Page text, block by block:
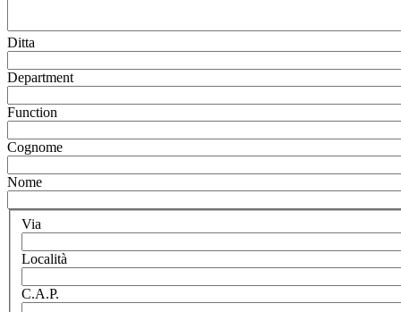
Ditta
Department
Function
Cognome
Nome
Via
Località
C.A.P.